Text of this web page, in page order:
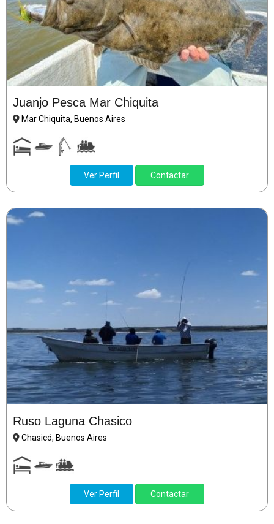
Juanjo Pesca Mar Chiquita
Mar Chiquita, Buenos Aires
Ver Perfil Contactar
Ruso Laguna Chasico
Chasicó, Buenos Aires
Ver Perfil Contactar